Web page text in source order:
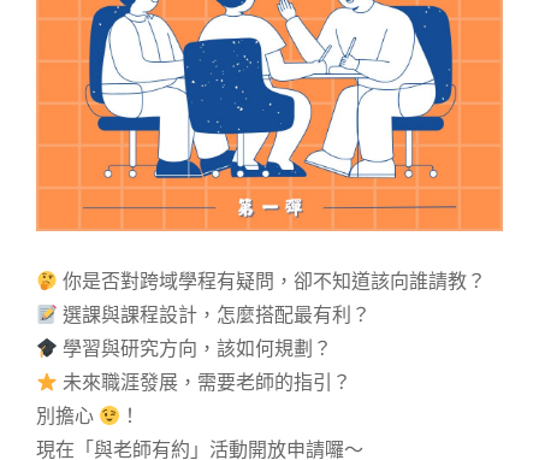
你是否對跨域學程有疑問，卻不知道該向誰請教？
選課與課程設計，怎麼搭配最有利？
學習與研究方向，該如何規劃？
未來職涯發展，需要老師的指引？
別擔心
！
現在「與老師有約」活動開放申請囉～